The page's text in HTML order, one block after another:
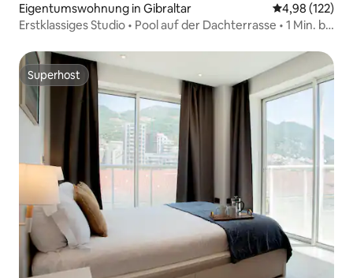
Eigentumswohnung in Gibraltar
4,98 (122)
Erstklassiges Studio • Pool auf der Dachterrasse • 1 Min. bis
Superhost
Superhost